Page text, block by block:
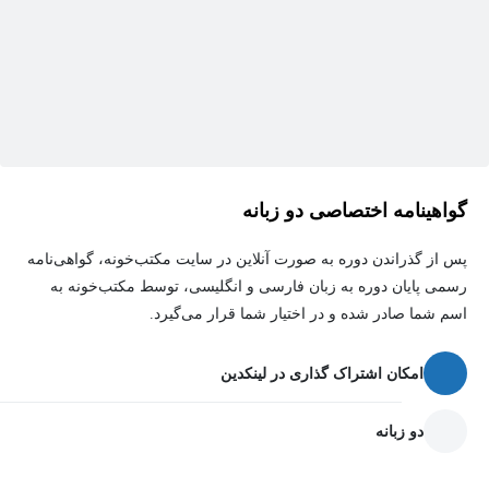
توانایی برقراری ارتباط و حضور مؤثر در شبکه‌های اجتماعی
هدف از برگزاری دوره آموزش لینکدین مارکتینگ
هدف این دوره آشنایی مخاطبان با فضای لینکدین و نگاهی نو و متفاوت
به موضوع مارکتینگ و استفاده از لینکدین برای فعالیت‌های شغلی و
گواهینامه اختصاصی دو زبانه
پس از گذراندن دوره به صورت آنلاین در سایت مکتب‌خونه، گواهی‌نامه
رسمی پایان دوره به زبان فارسی و انگلیسی، توسط مکتب‌خونه به
اسم شما صادر شده و در اختیار شما قرار می‌گیرد.
امکان اشتراک گذاری در لینکدین
دو زبانه